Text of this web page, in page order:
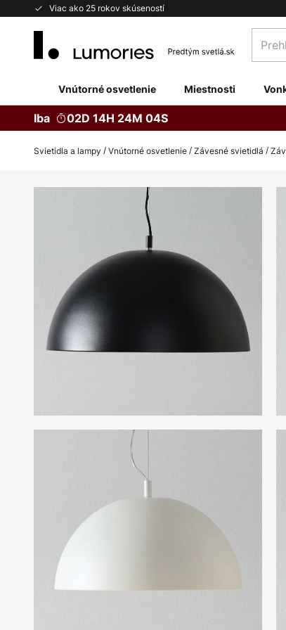
Viac ako 25 rokov skúseností
Skip
Vnútorné osvetlenie Miestnosti
Iba 02D 14H 24M 03S
Svietidla a lampy Vnútorné osvetlenie Závesné svietidlá